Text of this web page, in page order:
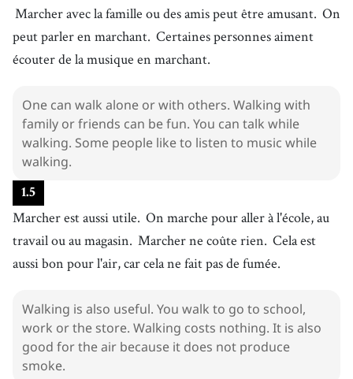
Marcher avec la famille ou des amis peut être amusant. On
peut parler en marchant. Certaines personnes aiment
écouter de la musique en marchant.
One can walk alone or with others. Walking with
family or friends can be fun. You can talk while
walking. Some people like to listen to music while
walking.
1.5
Marcher est aussi utile. On marche pour aller à l'école, au
travail ou au magasin. Marcher ne coûte rien. Cela est
aussi bon pour l'air, car cela ne fait pas de fumée.
Walking is also useful. You walk to go to school,
work or the store. Walking costs nothing. It is also
good for the air because it does not produce
smoke.